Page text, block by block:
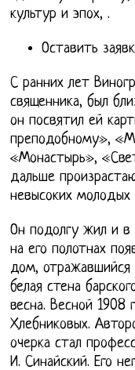
культур и эпох, .
Оставить
С ранних лет
священника, был
он посвятил ей
преподобному»,
«Монастырь»,
дальше
невысоких молодых
Он подолгу жил и в
на его полотнах
дом, отражавшийся
белая стена
весна. Весной 1908
Хлебниковых.
очерка стал
И. Синайский. Его